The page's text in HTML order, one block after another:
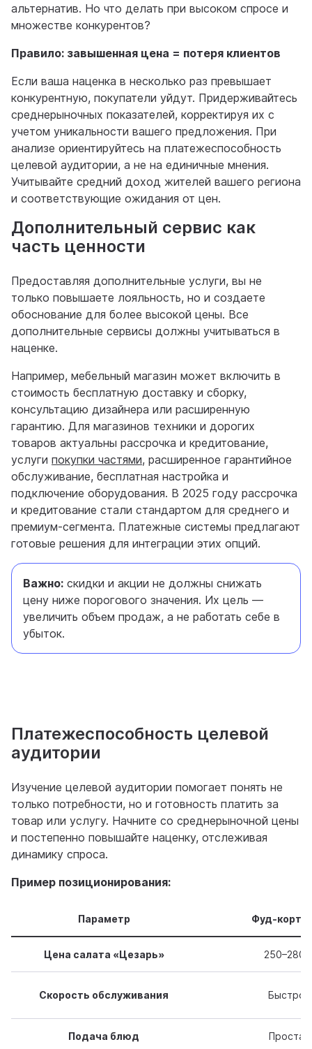
альтернатив. Но что делать при высоком спросе и
множестве конкурентов?
Правило: завышенная цена = потеря клиентов
Если ваша наценка в несколько раз превышает
конкурентную, покупатели уйдут. Придерживайтесь
среднерыночных показателей, корректируя их с
учетом уникальности вашего предложения. При
анализе ориентируйтесь на платежеспособность
целевой аудитории, а не на единичные мнения.
Учитывайте средний доход жителей вашего региона
и соответствующие ожидания от цен.
Дополнительный сервис как
часть ценности
Предоставляя дополнительные услуги, вы не
только повышаете лояльность, но и создаете
обоснование для более высокой цены. Все
дополнительные сервисы должны учитываться в
наценке.
Например, мебельный магазин может включить в
стоимость бесплатную доставку и сборку,
консультацию дизайнера или расширенную
гарантию. Для магазинов техники и дорогих
товаров актуальны рассрочка и кредитование,
услуги покупки частями, расширенное гарантийное
обслуживание, бесплатная настройка и
подключение оборудования. В 2025 году рассрочка
и кредитование стали стандартом для среднего и
премиум-сегмента. Платежные системы предлагают
готовые решения для интеграции этих опций.
Важно: скидки и акции не должны снижать
цену ниже порогового значения. Их цель —
увеличить объем продаж, а не работать себе в
убыток.
Платежеспособность целевой
аудитории
Изучение целевой аудитории помогает понять не
только потребности, но и готовность платить за
товар или услугу. Начните со среднерыночной цены
и постепенно повышайте наценку, отслеживая
динамику спроса.
Пример позиционирования:
Параметр Фуд-корт
Цена салата «Цезарь» 250–280
Скорость обслуживания Быстрое
Подача блюд Простая